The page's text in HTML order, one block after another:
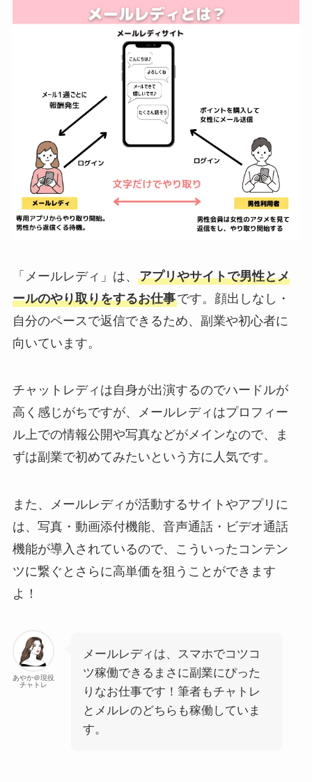
「メールレディ」は、 アプリやサイトで男性とメ
ールのやり取りをするお仕事です。顔出しなし・
自分のペースで返信できるため、副業や初心者に
向いています。
チャットレディは自身が出演するのでハードルが
高く感じがちですが、メールレディはプロフィー
ル上での情報公開や写真などがメインなので、ま
ずは副業で初めてみたいという方に人気です。
また、メールレディが活動するサイトやアプリに
は、写真・動画添付機能、音声通話・ビデオ通話
機能が導入されているので、こういったコンテン
ツに繋ぐとさらに高単価を狙うことができます
よ！
あやか＠現役
チャトレ
メールレディは、スマホでコツコ
ツ稼働できるまさに副業にぴった
りなお仕事です！筆者もチャトレ
とメルレのどちらも稼働していま
す。